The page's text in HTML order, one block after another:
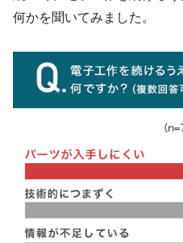
何かを聞いてみました。